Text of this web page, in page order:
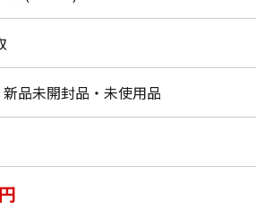
品未開封品・未使用品